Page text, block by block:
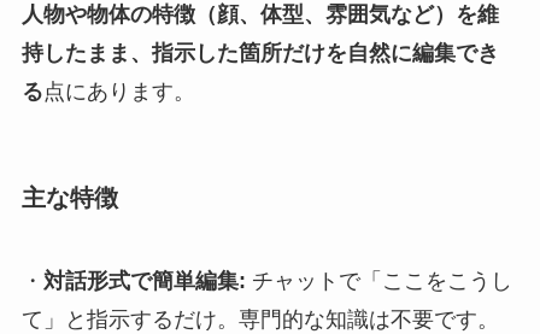
人物や物体の特徴（顔、体型、雰囲気など）を維
持したまま、指示した箇所だけを自然に編集でき
る点にあります。
主な特徴
・ 対話形式で簡単編集: チャットで「ここをこうし
て」と指示するだけ。専門的な知識は不要です。